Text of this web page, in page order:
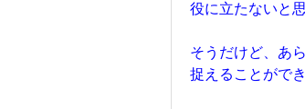
役に立たないと
そうだけど、あ
捉えることがで